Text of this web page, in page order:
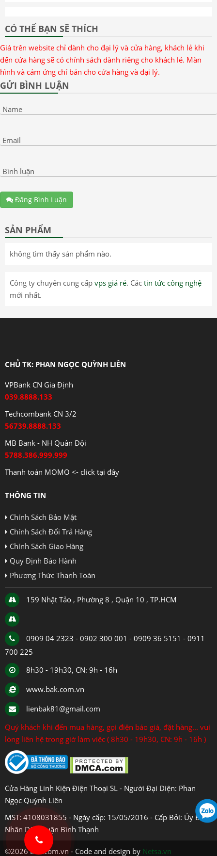
CÓ THỂ BẠN SẼ THÍCH
Giá trên website chỉ dành cho đại lý và cửa hàng, khách lẻ khi
đến cửa hàng sẽ có chính sách dành riêng cho khách lẻ. Màn
hình và cảm ứng chỉ bán cho cửa hàng và đại lý.
GỬI BÌNH LUẬN
Name
Email
Bình luận
Đăng Bình Luận
SẢN PHẨM
không tìm thấy sản phẩm nào.
Công ty chuyên cung cấp vps giá rẻ. Các tin tức công nghệ
mới nhất.
CHỦ TK: PHAN NGỌC QUỲNH LIÊN
VPBank CN Gia Định
039.8888.133
Techcombank CN 3/2
56739.8888.133
MB Bank - NH Quân Đội
5788.386.999.999
Thanh toán MOMO <- click tại đây
THÔNG TIN
Chính Sách Bảo Mật
Chính Sách Đổi Trả Hàng
Chính Sách Giao Hàng
Quy Định Bảo Hành
Phương Thức Thanh Toán
159 Nhật Tảo , Phường 8 , Quận 10 , TP.HCM
0909 04 2323 - 0902 300 001 - 0909 36 5151 - 0911
700 225
8h30 - 19h30, CN: 9h - 16h
www.bak.com.vn
lienbak81@gmail.com
Quý khách khi đến mua hàng, gọi điện báo giá, đặt hàng... vui
lòng liên hệ trong giờ làm việc ( 8h30 - 19h30, CN: 9h - 16h )
Cửa Hàng Linh Kiện Điện Thoại SL - Người Đại Diện: Phan
Ngọc Quỳnh Liên
MST: 4108031855 - Ngày cấp: 15/05/2016 - Cấp Bởi: Ủy Ban
Nhân Dân Quận Bình Thạnh
©2026 bak.com.vn - Code and design by Netsa.vn